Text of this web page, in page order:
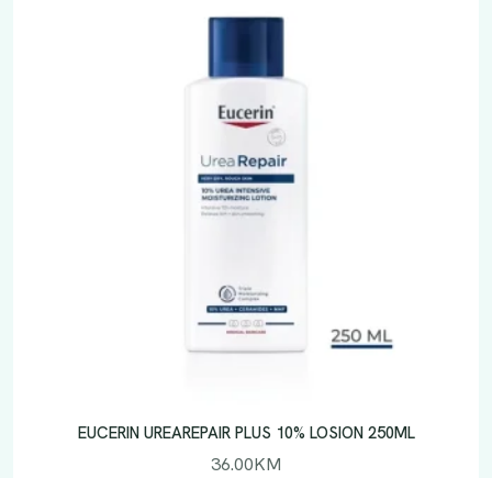
EUCERIN UREAREPAIR PLUS 10% LOSION 250ML
36.00KM